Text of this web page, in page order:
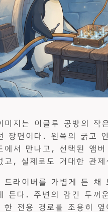
미지는 이글루 공방의 작
장면이다. 왼쪽의 굵고
에서 만나고, 선택된 앰
고, 실제로도 거대한 관
드라이버를 가볍게 든
든다. 주변의 감긴 두꺼
한 전용 경로를 조용히